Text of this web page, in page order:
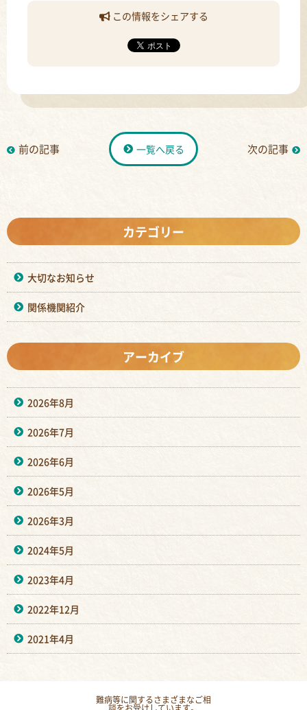
この情報をシェアする
前の記事 一覧へ戻る 次の記事
カテゴリー
大切なお知らせ
関係機関紹介
アーカイブ
2026年8月
2026年7月
2026年6月
2026年5月
2026年3月
2024年5月
2023年4月
2022年12月
2021年4月
難病等に関するさまざまなご相
談をお受けしています。